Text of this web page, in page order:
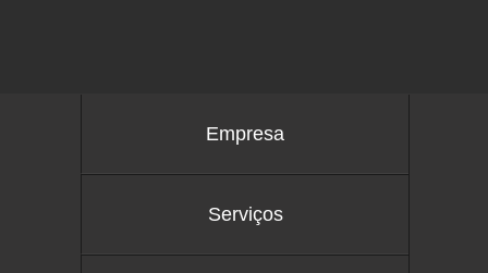
Empresa
Serviços